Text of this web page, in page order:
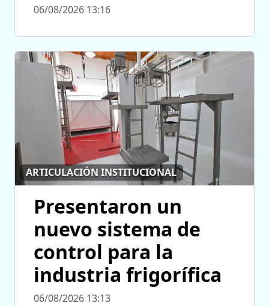
06/08/2026 13:16
ARTICULACIÓN INSTITUCIONAL
Presentaron un
nuevo sistema de
control para la
industria frigorífica
06/08/2026 13:13